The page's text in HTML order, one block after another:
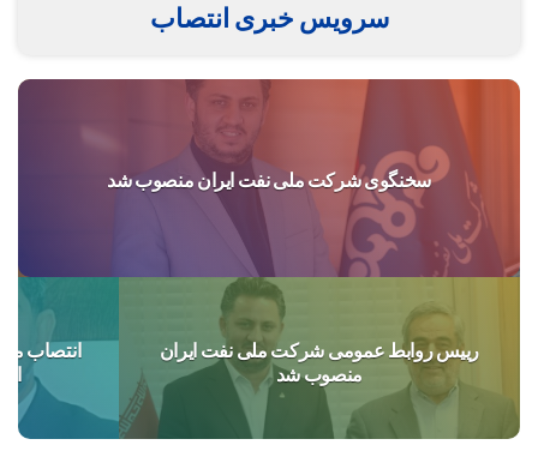
سرویس خبری انتصاب
سخنگوی شرکت ملی نفت ایران منصوب شد
رییس روابط عمومی شرکت ملی نفت ایران
منصوب شد
انتصاب